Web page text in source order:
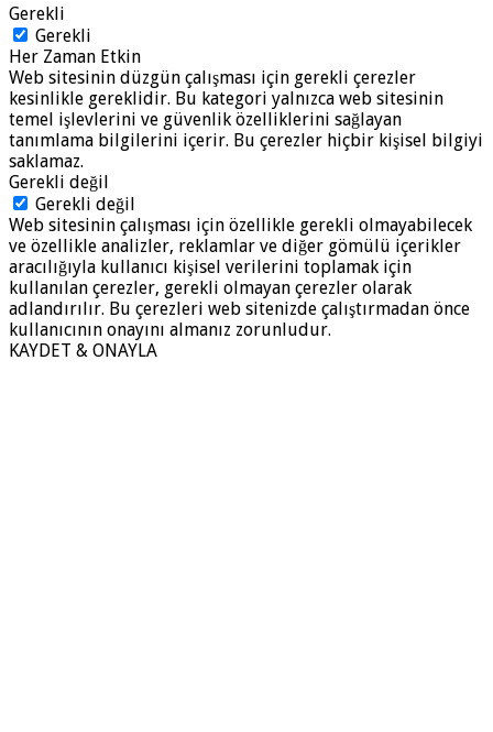
Gerekli
Gerekli
Her Zaman Etkin
Web sitesinin düzgün çalışması için gerekli çerezler
kesinlikle gereklidir. Bu kategori yalnızca web sitesinin
temel işlevlerini ve güvenlik özelliklerini sağlayan
tanımlama bilgilerini içerir. Bu çerezler hiçbir kişisel bilgiyi
saklamaz.
Gerekli değil
Gerekli değil
Web sitesinin çalışması için özellikle gerekli olmayabilecek
ve özellikle analizler, reklamlar ve diğer gömülü içerikler
aracılığıyla kullanıcı kişisel verilerini toplamak için
kullanılan çerezler, gerekli olmayan çerezler olarak
adlandırılır. Bu çerezleri web sitenizde çalıştırmadan önce
kullanıcının onayını almanız zorunludur.
KAYDET & ONAYLA